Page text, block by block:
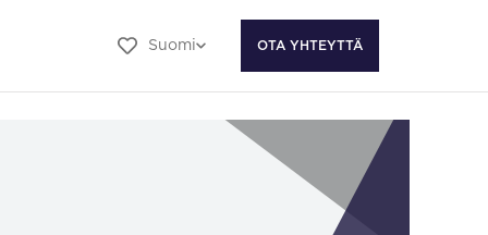
Suomi OTA YHTEYTTÄ